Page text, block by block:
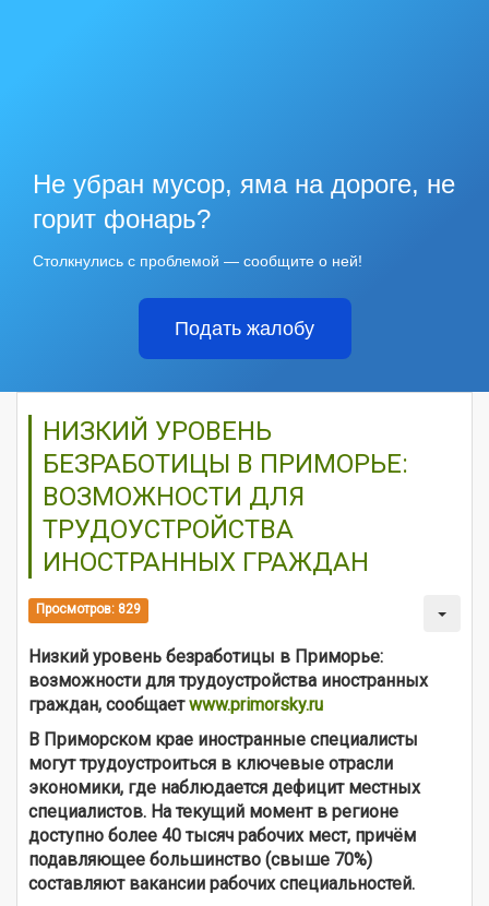
Не убран мусор, яма на дороге, не
горит фонарь?
Столкнулись с проблемой — сообщите о ней!
Подать жалобу
НИЗКИЙ УРОВЕНЬ
БЕЗРАБОТИЦЫ В ПРИМОРЬЕ:
ВОЗМОЖНОСТИ ДЛЯ
ТРУДОУСТРОЙСТВА
ИНОСТРАННЫХ ГРАЖДАН
Просмотров: 829
Низкий уровень безработицы в Приморье:
возможности для трудоустройства иностранных
граждан, сообщаетwww.primorsky.ru
В Приморском крае иностранные специалисты
могут трудоустроиться в ключевые отрасли
экономики, где наблюдается дефицит местных
специалистов. На текущий момент в регионе
доступно более 40 тысяч рабочих мест, причём
подавляющее большинство (свыше 70%)
составляют вакансии рабочих специальностей.